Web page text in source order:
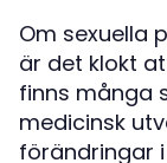
Om sexuella
är det klokt
finns många
medicinsk
förändringar